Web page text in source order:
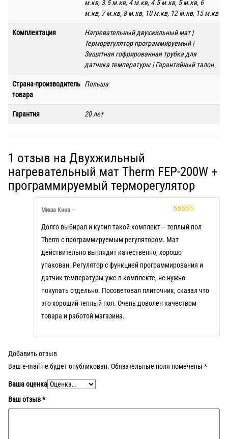
м.кв, 3.5 м.кв, 4 м.кв, 4.5 м.кв, 5 м.кв, 6
м.кв, 7 м.кв, 8 м.кв, 10 м.кв, 12 м.кв, 15 м.кв
Комплектация
Нагревательный двухжильный мат |
Терморегулятор программируемый |
Защитная гофрированная трубка для
датчика температуры | Гарантийный талон
Страна-производитель
товара
Польша
Гарантия 20 лет
1 отзыв на Двухжильный
нагревательный мат Therm FEP-200W +
программируемый терморегулятор
5
Миша Киев –
Долго выбирал и купил такой комплект – теплый пол
Therm с программируемым регулятором. Мат
действительно выглядит качественно, хорошо
упакован. Регулятор с функцией программирования и
датчик температуры уже в комплекте, не нужно
покупать отдельно. Посоветовал плиточник, сказал что
это хороший теплый пол. Очень доволен качеством
товара и работой магазина.
Добавить отзыв
Ваш e-mail не будет опубликован. Обязательные поля помечены *
Ваша оценка
Ваш отзыв*